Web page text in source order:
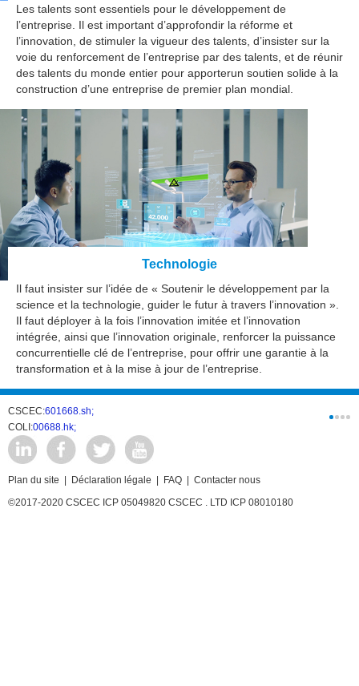
Les talents sont essentiels pour le développement de
l’entreprise. Il est important d’approfondir la réforme et
l’innovation, de stimuler la vigueur des talents, d’insister sur la
voie du renforcement de l’entreprise par des talents, et de réunir
des talents du monde entier pour apporterun soutien solide à la
construction d’une entreprise de premier plan mondial.
Technologie
Il faut insister sur l’idée de « Soutenir le développement par la
science et la technologie, guider le futur à travers l’innovation ».
Il faut déployer à la fois l’innovation imitée et l’innovation
intégrée, ainsi que l’innovation originale, renforcer la puissance
concurrentielle clé de l’entreprise, pour offrir une garantie à la
transformation et à la mise à jour de l’entreprise.
CSCEC:601668.sh;
COLI:00688.hk;
Plan du site Déclaration légale FAQ
Contacter nous
©2017-2020 CSCEC ICP 05049820 CSCEC . LTD ICP 08010180